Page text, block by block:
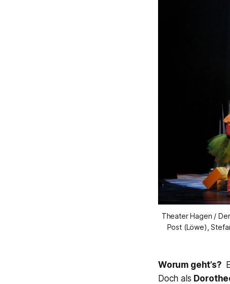
Theater Hagen /
Post (Löwe),
Worum geht’s?
Doch als